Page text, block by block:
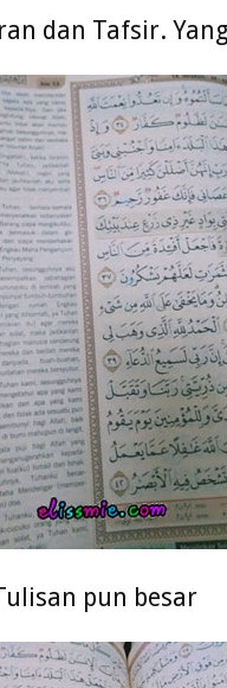
dan Tafsir.
pun besar